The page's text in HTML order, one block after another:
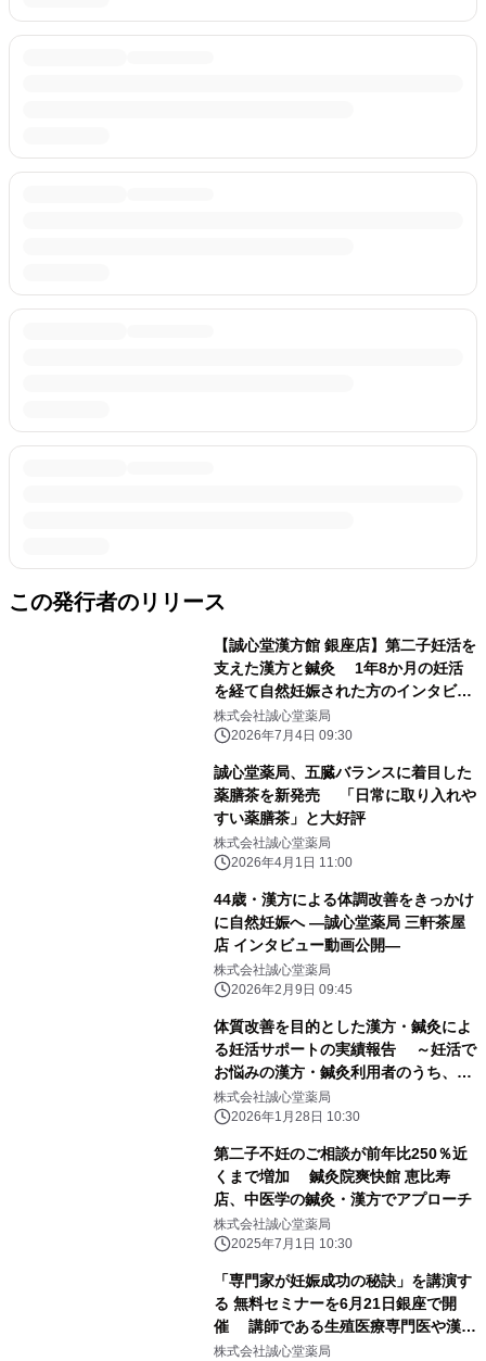
この発行者のリリース
【誠心堂漢方館 銀座店】第二子妊活を
支えた漢方と鍼灸 1年8か月の妊活
を経て自然妊娠された方のインタビュ
ー動画を公開
株式会社誠心堂薬局
2026年7月4日 09:30
誠心堂薬局、五臓バランスに着目した
薬膳茶を新発売 「日常に取り入れや
すい薬膳茶」と大好評
株式会社誠心堂薬局
2026年4月1日 11:00
44歳・漢方による体調改善をきっかけ
に自然妊娠へ ―誠心堂薬局 三軒茶屋
店 インタビュー動画公開―
株式会社誠心堂薬局
2026年2月9日 09:45
体質改善を目的とした漢方・鍼灸によ
る妊活サポートの実績報告 ～妊活で
お悩みの漢方・鍼灸利用者のうち、
2025年の妊娠者は298名～
株式会社誠心堂薬局
2026年1月28日 10:30
第二子不妊のご相談が前年比250％近
くまで増加 鍼灸院爽快館 恵比寿
店、中医学の鍼灸・漢方でアプローチ
株式会社誠心堂薬局
2025年7月1日 10:30
「専門家が妊娠成功の秘訣」を講演す
る 無料セミナーを6月21日銀座で開
催 講師である生殖医療専門医や漢方
の専門家との 個別相談＆機械測定の体
株式会社誠心堂薬局